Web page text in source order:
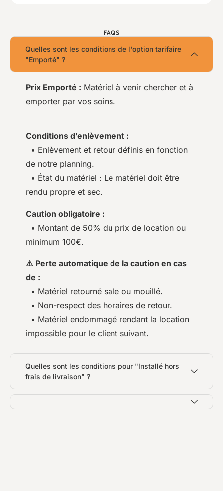
FAQS
Quelles sont les conditions de l'option tarifaire
"Emporté" ?
Prix Emporté : Matériel à venir chercher et à
emporter par vos soins.
Conditions d’enlèvement :
• Enlèvement et retour définis en fonction
de notre planning.
• État du matériel : Le matériel doit être
rendu propre et sec.
Caution obligatoire :
• Montant de 50% du prix de location ou
minimum 100€.
⚠️ Perte automatique de la caution en cas
de :
• Matériel retourné sale ou mouillé.
• Non-respect des horaires de retour.
• Matériel endommagé rendant la location
impossible pour le client suivant.
Quelles sont les conditions pour "Installé hors
frais de livraison" ?